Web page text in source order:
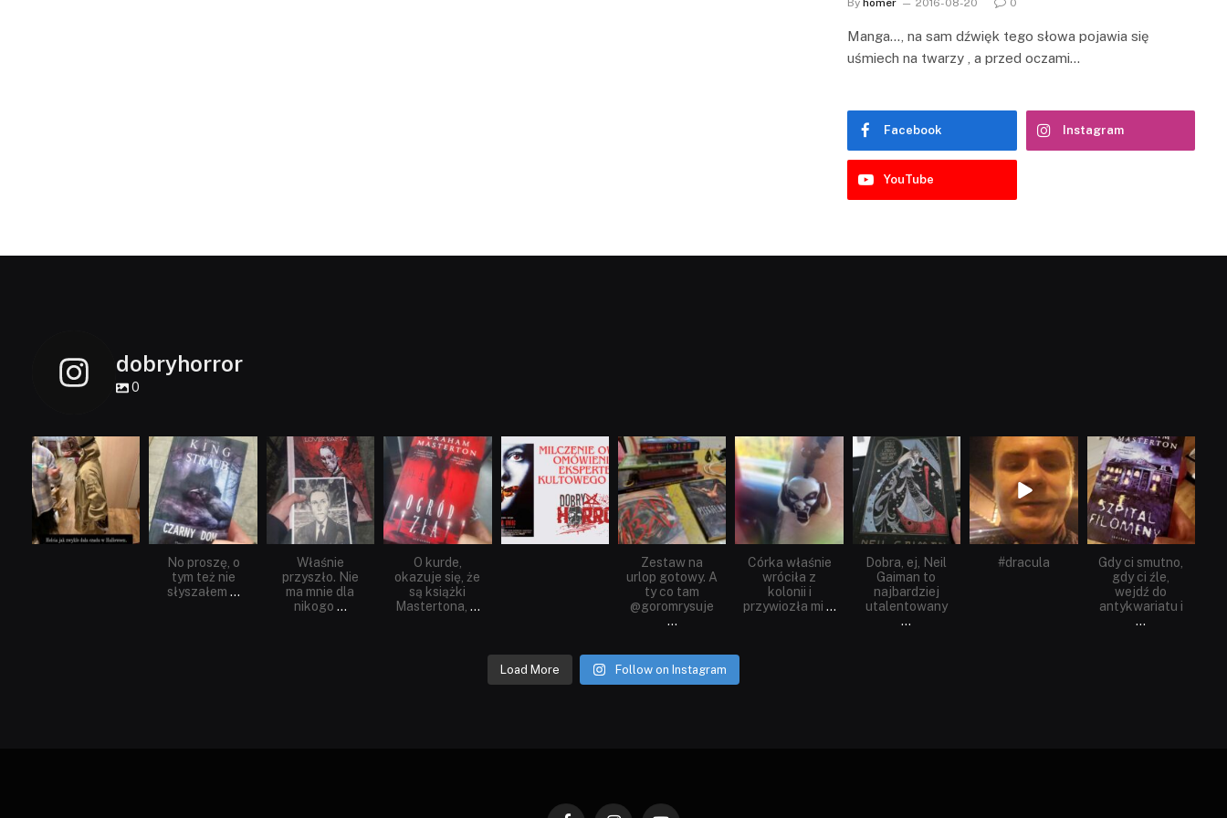
By homer 2016-08-20 0
Manga…, na sam dźwięk tego słowa pojawia się
uśmiech na twarzy , a przed oczami…
Facebook Instagram
YouTube
dobryhorror
0
dobryhorror
Lis 1
dobryhorror
Wrz 23
No proszę, o
tym też nie
słyszałem ...
dobryhorror
Wrz 19
Właśnie
przyszło. Nie
ma mnie dla
nikogo ...
dobryhorror
Sie 23
O kurde,
okazuje się, że
są książki
Mastertona, ...
dobryhorror
Sie 19
dobryhorror
Lip 31
Zestaw na
urlop gotowy. A
ty co tam
@goromrysuje
...
dobryhorror
Lip 14
Córka właśnie
wróciła z
kolonii i
przywiozła mi ...
dobryhorror
Cze 16
Dobra, ej, Neil
Gaiman to
najbardziej
utalentowany
...
dobryhorror
Maj 25
#dracula
dobryhorror
Maj 22
Gdy ci smutno,
gdy ci źle,
wejdź do
antykwariatu i
...
Load More Follow on Instagram